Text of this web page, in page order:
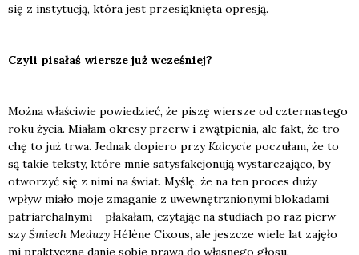
się z insty­tu­cją, któ­ra jest prze­siąk­nię­ta opre­sją.
Czy­li pisa­łaś wier­sze już wcze­śniej?
Moż­na wła­ści­wie powie­dzieć, że piszę wier­sze od czter­na­ste­go
roku życia. Mia­łam okre­sy przerw i zwąt­pie­nia, ale fakt, że tro­
chę to już trwa. Jed­nak dopie­ro przyKal­cy­cie poczu­łam, że to
są takie tek­sty, któ­re mnie satys­fak­cjo­nu­ją wystar­cza­ją­co, by
otwo­rzyć się z nimi na świat. Myślę, że na ten pro­ces duży
wpływ mia­ło moje zma­ga­nie z uwew­nętrz­nio­ny­mi blo­ka­da­mi
patriar­chal­ny­mi – pła­ka­łam, czy­ta­jąc na stu­diach po raz pierw­
szyŚmiech Medu­zy Hélène Cixo­us, ale jesz­cze wie­le lat zaję­ło
mi prak­tycz­ne danie sobie pra­wa do wła­sne­go gło­su.